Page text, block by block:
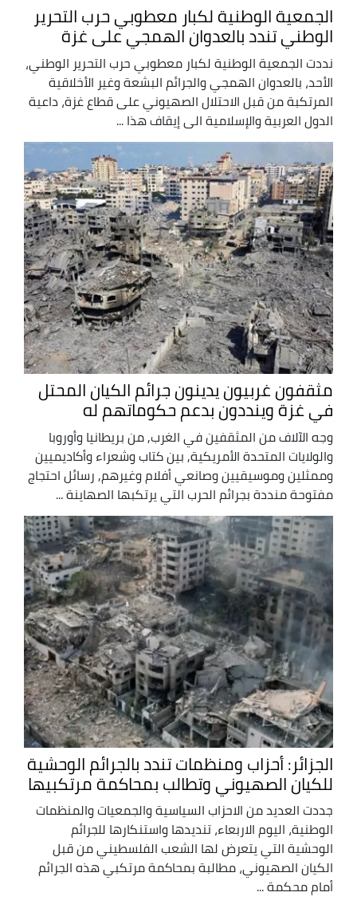
الجمعية الوطنية لكبار معطوبي حرب التحرير
الوطني تندد بالعدوان الهمجي على غزة
نددت الجمعية الوطنية لكبار معطوبي حرب التحرير الوطني،
الأحد، بالعدوان الهمجي والجرائم البشعة وغير الأخلاقية
المرتكبة من قبل الاحتلال الصهيوني على قطاع غزة، داعية
الدول العربية والإسلامية الى إيقاف هذا ...
مثقفون غربيون يدينون جرائم الكيان المحتل
في غزة وينددون بدعم حكوماتهم له
وجه الآلاف من المثقفين في الغرب, من بريطانيا وأوروبا
والولايات المتحدة الأمريكية, بين كتاب وشعراء وأكاديميين
وممثلين وموسيقيين وصانعي أفلام وغيرهم, رسائل احتجاج
مفتوحة منددة بجرائم الحرب التي يرتكبها الصهاينة ...
الجزائر: أحزاب ومنظمات تندد بالجرائم الوحشية
للكيان الصهيوني وتطالب بمحاكمة مرتكبيها
جددت العديد من الاحزاب السياسية والجمعيات والمنظمات
الوطنية، اليوم الاربعاء، تنديدها واستنكارها للجرائم
الوحشية التي يتعرض لها الشعب الفلسطيني من قبل
الكيان الصهيوني، مطالبة بمحاكمة مرتكبي هذه الجرائم
أمام محكمة ...